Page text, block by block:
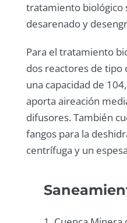
tratamiento biológico
desarenado y
Para el tratamiento
dos reactores de tipo
una capacidad de
aporta aireación
difusores. También
fangos para la
centrífuga y un